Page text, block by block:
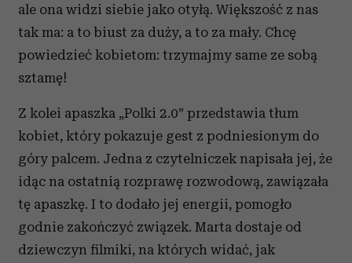
ale ona widzi siebie jako otyłą. Większość z nas
tak ma: a to biust za duży, a to za mały. Chcę
powiedzieć kobietom: trzymajmy same ze sobą
sztamę!
Z kolei apaszka „Polki 2.0” przedstawia tłum
kobiet, który pokazuje gest z podniesionym do
góry palcem. Jedna z czytelniczek napisała jej, że
idąc na ostatnią rozprawę rozwodową, zawiązała
tę apaszkę. I to dodało jej energii, pomogło
godnie zakończyć związek. Marta dostaje od
dziewczyn filmiki, na których widać, jak